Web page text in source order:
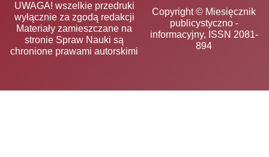
UWAGA! wszelkie przedruki
wyłącznie za zgodą redakcji
Materiały zamieszczane na
stronie Spraw Nauki są
chronione prawami autorskimi
Copyright © Miesięcznik
publicystyczno -
informacyjny, ISSN 2081-
894